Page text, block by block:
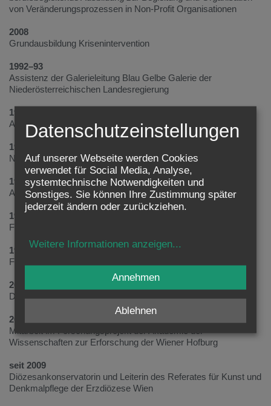
von Veränderungsprozessen in Non-Profit Organisationen
2008
Grundausbildung Krisenintervention
1992–93
Assistenz der Galerieleitung Blau Gelbe Galerie der
Niederösterreichischen Landesregierung
1993–94
Assistenz der Geschäftsleitung Atrium Filmgesellschaft
1994–95
Novalis GmbH
1995–97
Assistenz Steuerberaterkanzlei Moog
1998–99
Forschungsarbeit für das kaiserliche Hofmobiliendepot
1999–2001
Forschungsarbeit für das BDA (Leitung Professor Bacher)
2003–07
Dorotheum GmbH: Department of International Client Services
2008–09
Mitarbeit im Forschungsprojekt der Akademie der
Wissenschaften zur Erforschung der Wiener Hofburg
seit 2009
Diözesankonservatorin und Leiterin des Referates für Kunst und
Denkmalpflege der Erzdiözese Wien
Datenschutzeinstellungen
Auf unserer Webseite werden Cookies
verwendet für Social Media, Analyse,
systemtechnische Notwendigkeiten und
Sonstiges. Sie können Ihre Zustimmung später
jederzeit ändern oder zurückziehen.
Weitere Informationen anzeigen...
Ablehnen
Annehmen